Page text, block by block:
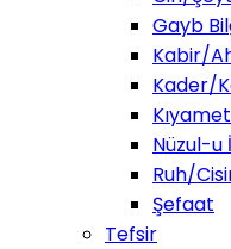
Gayb
Kabir/
Kader/
Nüzul-
Ruh/
Şefaat
Tefsir